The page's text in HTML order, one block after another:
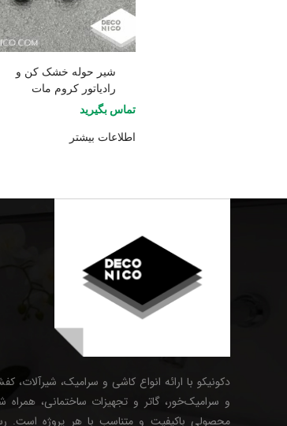
شیر حوله خشک کن و
رادیاتور کروم مات
تماس بگیرید
اطلاعات بیشتر
دکونیکو با ارائه انواع کاشی و سرامیک، شیرآلات،
و سرامیک‌خور، گاتر و تجهیزات ساختمانی، همراه
محصولی باکیفیت و متناسب با هر پروژه است.